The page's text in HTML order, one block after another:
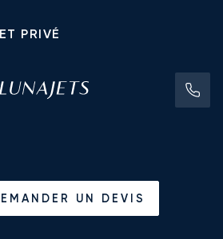
PRIVÉ
UN DEVIS